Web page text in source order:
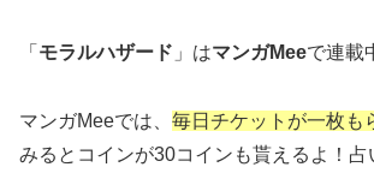
「 モラルハザード 」はマンガMeeで連載
マンガMeeでは、 毎日チケットが一枚も
みるとコインが30コインも貰えるよ！占